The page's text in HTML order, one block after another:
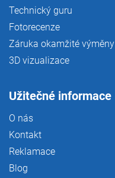
Technický guru
Fotorecenze
Záruka okamžité výměny
3D vizualizace
Užitečné informace
O nás
Kontakt
Reklamace
Blog